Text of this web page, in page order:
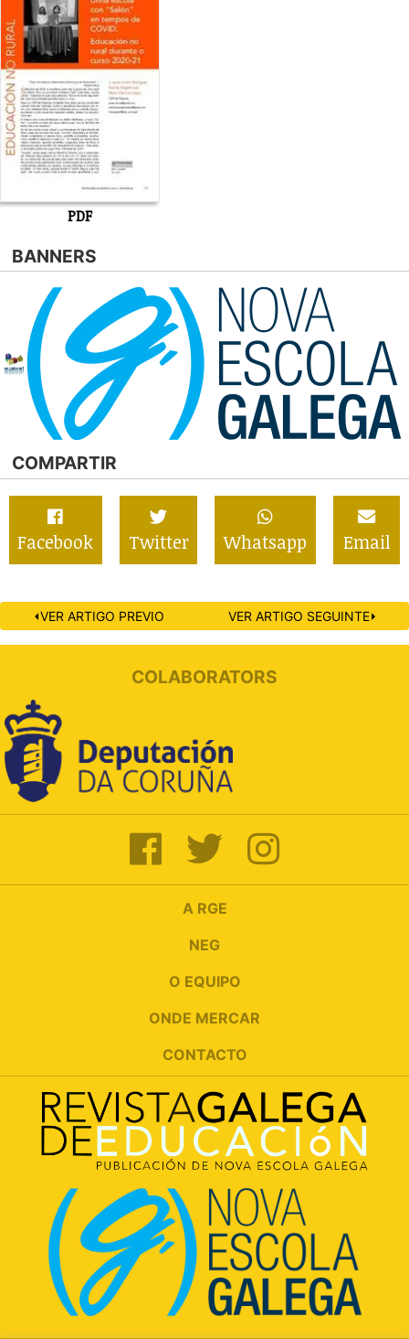
PDF
BANNERS
COMPARTIR
Facebook Twitter Whatsapp Email
⏴VER ARTIGO PREVIO VER ARTIGO SEGUINTE⏵
COLABORATORS
A RGE
NEG
O EQUIPO
ONDE MERCAR
CONTACTO